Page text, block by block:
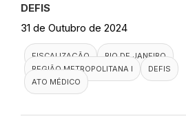
DEFIS
31 de Outubro de 2024
FISCALIZAÇÃO
RIO DE JANEIRO
REGIÃO METROPOLITANA I
DEFIS
ATO MÉDICO